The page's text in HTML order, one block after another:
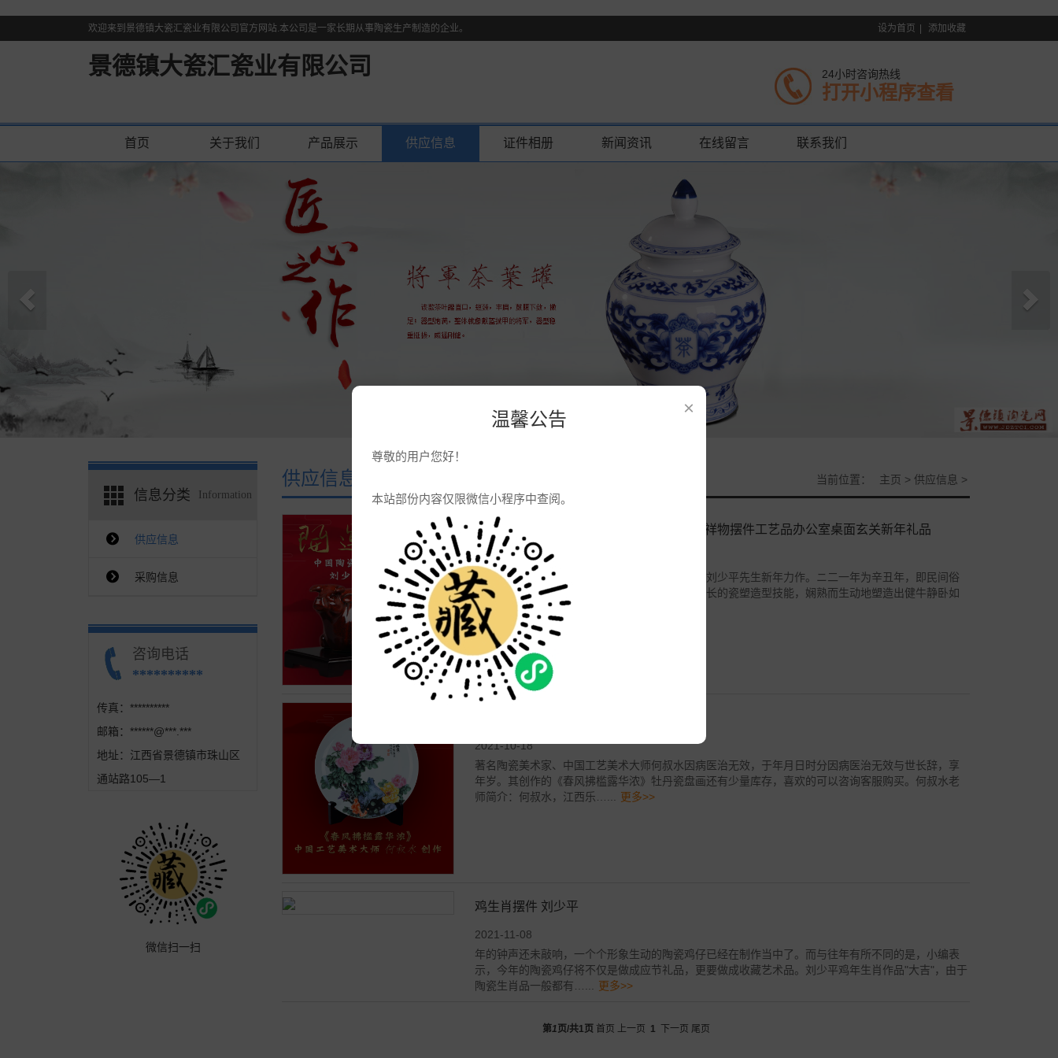
×
温馨公告
尊敬的用户您好！
本站部份内容仅限微信小程序中查阅。
欢迎来到景德镇大瓷汇瓷业有限公司官方网站.本公司是一家长期从事陶瓷生产制造的企业。 设为首页 添加收藏
景德镇大瓷汇瓷业有限公司 24小时咨询热线
打开小程序查看
首页 关于我们 产品展示 供应信息 证件相册 新闻资讯 在线留言 联系我们
信息分类 Information
供应信息
采购信息
咨询电话
**********
传真： **********
邮箱： ******@***.***
地址：江西省景德镇市珠山区
通站路105—1
微信扫一扫
供应信息 当前位置： 主页 > 供应信息 >
刘少平《开运红牛》生肖牛陶瓷雕塑 牛吉祥物摆件工艺品办公室桌面玄关新年礼品
2020-12-23
《开运红牛》生肖瓷雕系中国陶瓷设计艺术大师刘少平先生新年力作。ニ二一年为辛丑年，即民间俗
称牛年。为策应民众新春贺岁之需，大师以其擅长的瓷塑造型技能，娴熟而生动地塑造出健牛静卧如
山的瞬间情态。其刀刻线…...
2021-10-18
著名陶瓷美术家、中国工艺美术大师何叔水因病医治无效，于年月日时分因病医治无效与世长辞，享
年岁。其创作的《春风拂槛露华浓》牡丹瓷盘画还有少量库存，喜欢的可以咨询客服购买。何叔水老
师简介：何叔水，江西乐…... 更多>>
鸡生肖摆件 刘少平
2021-11-08
年的钟声还未敲响，一个个形象生动的陶瓷鸡仔已经在制作当中了。而与往年有所不同的是，小编表
示，今年的陶瓷鸡仔将不仅是做成应节礼品，更要做成收藏艺术品。刘少平鸡年生肖作品"大吉"，由于
陶瓷生肖品一般都有…...
更多>>
第1页/共1 页首页 上一页 1 下一页 尾页